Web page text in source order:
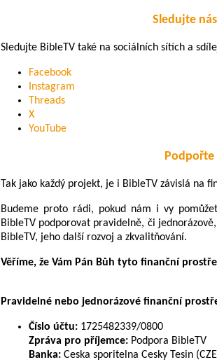
Sledujte
Sledujte BibleTV také na sociálních sítích a
Facebook
Instagram
Threads
X
YouTube
Podpořte
Tak jako každý projekt, je i BibleTV závislá na
Budeme proto rádi, pokud nám i vy
BibleTV podporovat pravidelně, či
BibleTV, jeho další rozvoj a zkvalitňování.
Věříme, že Vám Pán Bůh tyto finanční
Pravidelné nebo jednorázové finanční
Číslo účtu:1725482339/0800
Zpráva pro příjemce:Podpora BibleTV
Banka:Ceska sporitelna Cesky Tesin